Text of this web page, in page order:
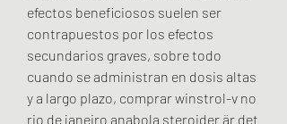
efectos beneficiosos suelen ser
contrapuestos por los efectos
secundarios graves, sobre todo
cuando se administran en dosis altas
y a largo plazo, comprar winstrol-v no
rio de janeiro anabola steroider är det